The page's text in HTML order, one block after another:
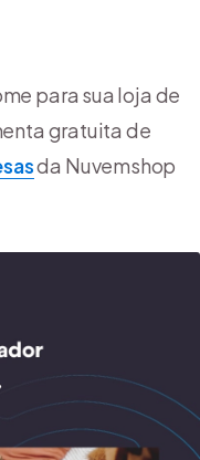
para sua loja de
gratuita de
da Nuvemshop